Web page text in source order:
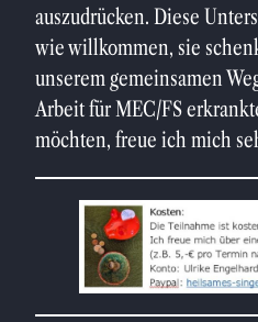
auszudrücken. Diese
wie willkommen, sie
unserem gemeinsamen
Arbeit für MEC/FS
möchten, freue ich mich